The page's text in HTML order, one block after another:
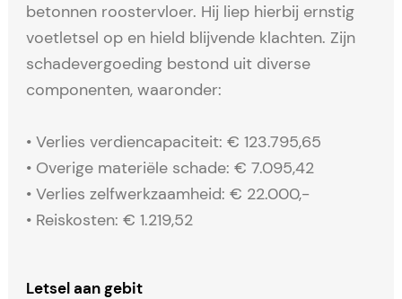
betonnen roostervloer. Hij liep hierbij ernstig
voetletsel op en hield blijvende klachten. Zijn
schadevergoeding bestond uit diverse
componenten, waaronder:
• Verlies verdiencapaciteit: € 123.795,65
• Overige materiële schade: € 7.095,42
• Verlies zelfwerkzaamheid: € 22.000,-
• Reiskosten: € 1.219,52
Letsel aan gebit